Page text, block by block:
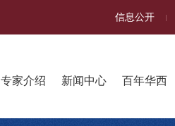
信息公开
专家介绍 新闻中心 百年华西